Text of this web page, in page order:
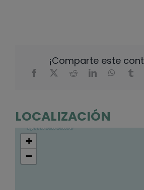
¡Comparte este
LOCALIZACIÓN
+
−